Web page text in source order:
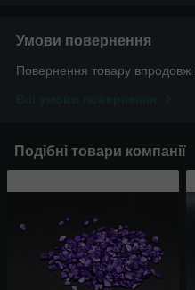
Умови повернення
Повернення товару впродовж
Подібні товари компанії